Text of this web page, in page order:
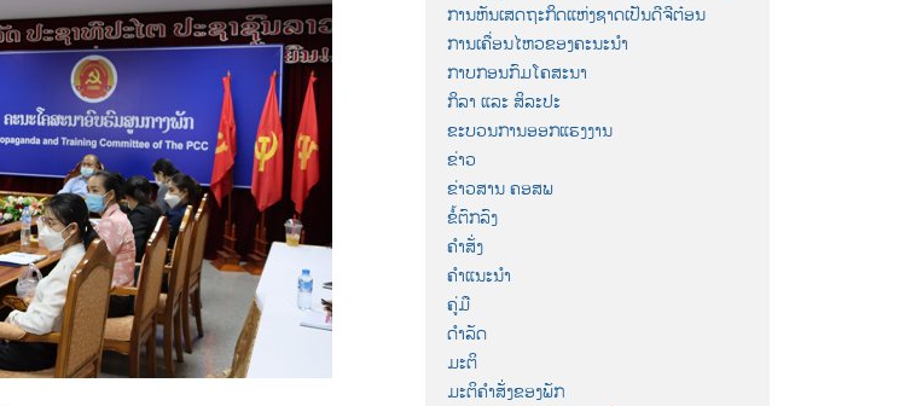
ການຫັນເສດຖະກິດແຫ່ງຊາດເປັນດີຈີຕ໋ອນ
ການເຄື່ອນໄຫວຂອງຄະນະນຳ
ກາບກອນກົມໂຄສະນາ
ກິລາ ແລະ ສິລະປະ
ຂະບວນການອອກແຮງງານ
ຂ່າວ
ຂ່າວສານ ຄອສພ
ຂໍ້ຕົກລົງ
ຄຳສັ່ງ
ຄຳແນະນຳ
ຄູ່ມື
ດຳລັດ
ມະຕິ
ມະຕິຄຳສັ່ງຂອງພັກ